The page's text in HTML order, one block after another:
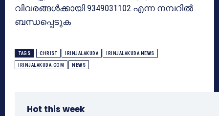
വിവരങ്ങള്‍ക്കായി 9349031102 എന്ന നമ്പറില്‍
ബന്ധപ്പെടുക
TAGS CHRIST IRINJALAKUDA IRINJALAKUDA NEWS
IRINJALAKUDA.COM NEWS
Hot this week